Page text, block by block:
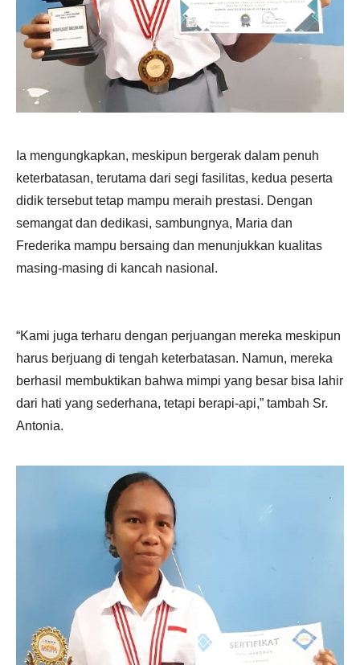
Ia mengungkapkan, meskipun bergerak dalam penuh
keterbatasan, terutama dari segi fasilitas, kedua peserta
didik tersebut tetap mampu meraih prestasi. Dengan
semangat dan dedikasi, sambungnya, Maria dan
Frederika mampu bersaing dan menunjukkan kualitas
masing-masing di kancah nasional.
“Kami juga terharu dengan perjuangan mereka meskipun
harus berjuang di tengah keterbatasan. Namun, mereka
berhasil membuktikan bahwa mimpi yang besar bisa lahir
dari hati yang sederhana, tetapi berapi-api,” tambah Sr.
Antonia.